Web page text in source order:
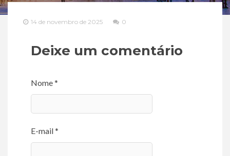
14 de novembro de 2025 0
Deixe um comentário
Nome *
E-mail *